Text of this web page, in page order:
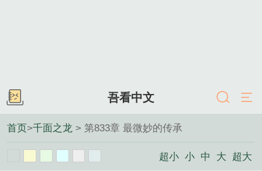
吾看中文
首页>千面之龙 > 第833章 最微妙的传承
超小 小 中 大 超大